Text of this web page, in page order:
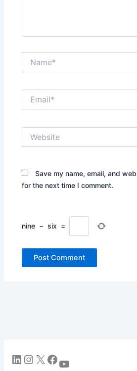
Save my name, email, and
for the next time I comment.
nine − six =
LinkedIn Instagram X Facebook YouTube